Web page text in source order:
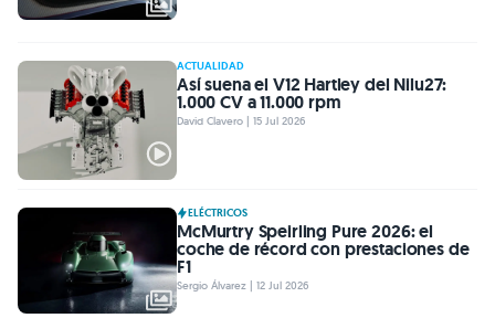
ACTUALIDAD
Así suena el V12 Hartley del Nilu27:
1.000 CV a 11.000 rpm
David Clavero | 15 Jul 2026
ELÉCTRICOS
McMurtry Speirling Pure 2026: el
coche de récord con prestaciones de
F1
Sergio Álvarez | 12 Jul 2026